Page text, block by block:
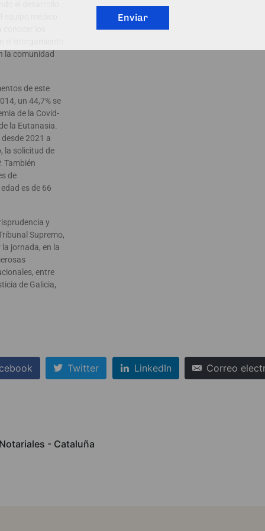
el desarrollo
médico
los
el otorgamiento
la comunidad
de este
un 44,7% se
de la Covid-
la Eutanasia.
2021 a
la solicitud de
También
de
es de 66
y
Supremo,
jornada, en la
entre
de Galicia,
Twitter LinkedIn Correo
- Cataluña
Enviar